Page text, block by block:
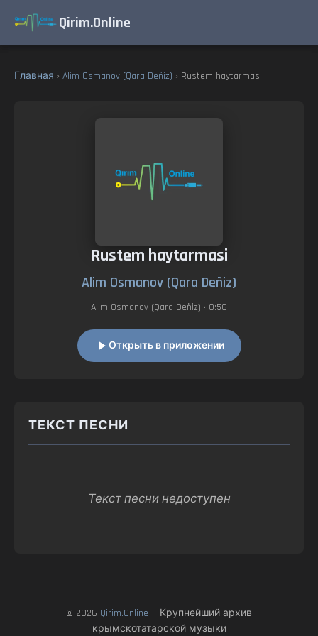
Qirim.Online
Главная › Alim Osmanov (Qara Deñiz) › Rustem haytarmasi
Rustem haytarmasi
Alim Osmanov (Qara Deñiz)
Alim Osmanov (Qara Deñiz) • 0:56
Открыть в приложении
ТЕКСТ ПЕСНИ
Текст песни недоступен
© 2026 Qirim.Online — Крупнейший архив
крымскотатарской музыки